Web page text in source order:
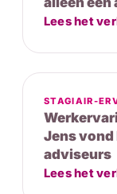
Lees het
STAGIAIR-
Jens
adviseurs
Lees het